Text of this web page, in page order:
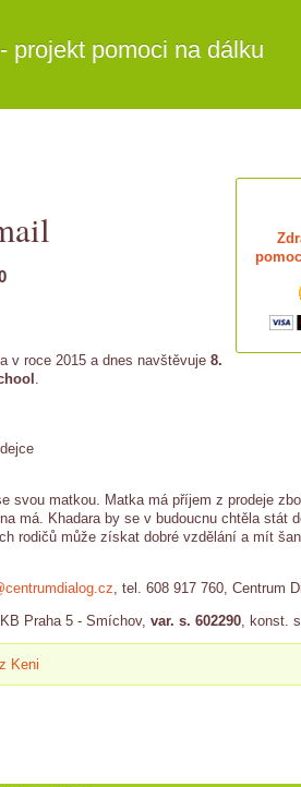
projekt pomoci na dálku
v roce 2015 a dnes navštěvuje 8.
.
svou matkou. Matka má příjem z prodeje
má. Khadara by se v budoucnu chtěla stát
rodičů může získat dobré vzdělání a mít
, tel. 608 917 760, Centrum
Praha 5 - Smíchov, var. s. 602290 , konst.
Keni